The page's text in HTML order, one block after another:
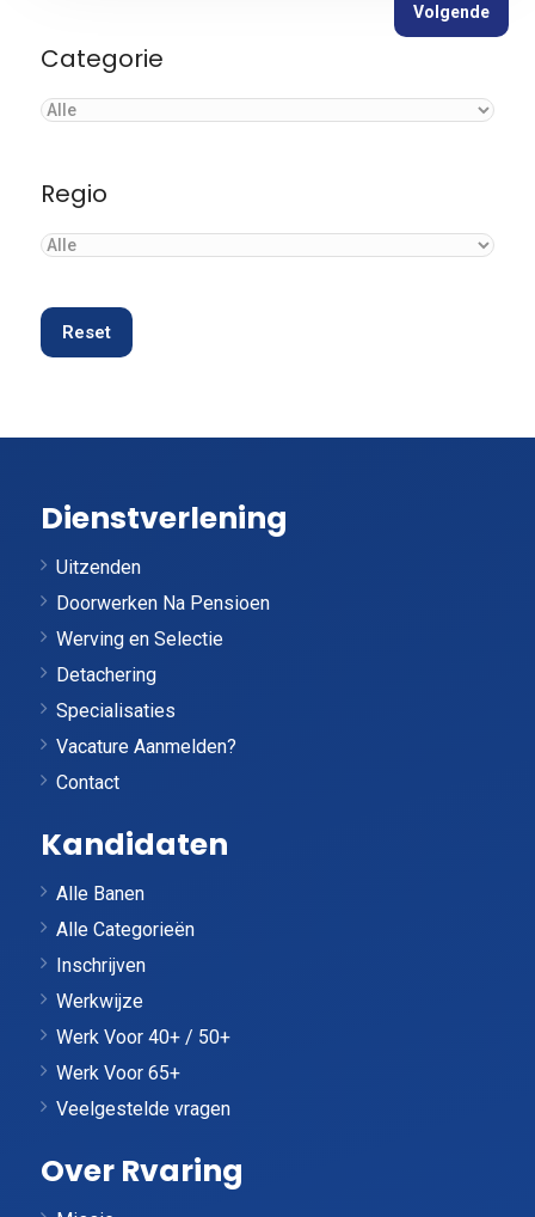
Volgende
Categorie
Regio
Reset
Dienstverlening
Uitzenden
Doorwerken Na Pensioen
Werving en Selectie
Detachering
Specialisaties
Vacature Aanmelden?
Contact
Kandidaten
Alle Banen
Alle Categorieën
Inschrijven
Werkwijze
Werk Voor 40+ / 50+
Werk Voor 65+
Veelgestelde vragen
Over Rvaring